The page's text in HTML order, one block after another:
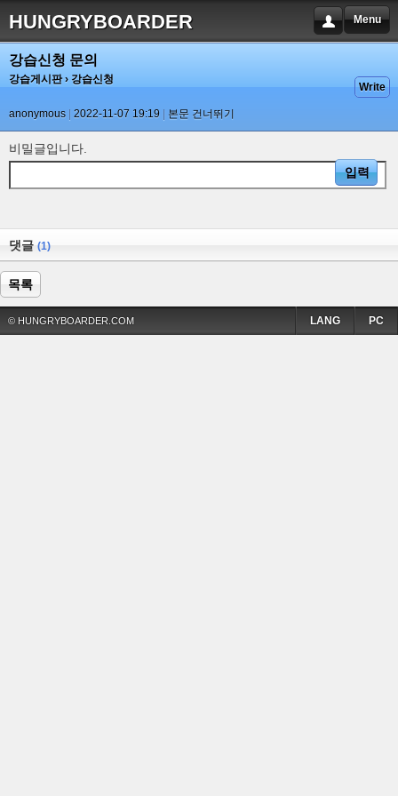
HUNGRYBOARDER Menu
강습신청 문의
강습게시판› 강습신청
anonymous 2022-11-07 19:19 본문 건너뛰기
Write
비밀글입니다.
댓글 (1)
목록
© HUNGRYBOARDER.COM PC
LANG